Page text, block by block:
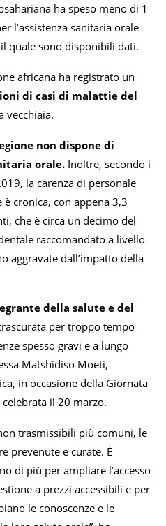
ha speso meno di 1
l’assistenza sanitaria orale
quale sono disponibili dati.
africana ha registrato un
di casi di malattie del
vecchiaia.
non dispone di
orale. Inoltre, secondo i
la carenza di personale
cronica, con appena 3,3
che è circa un decimo del
raccomandato a livello
aggravate dall’impatto della
della salute e del
per troppo tempo
spesso gravi e a lungo
Matshidiso Moeti,
in occasione della Giornata
il 20 marzo.
trasmissibili più comuni, le
prevenute e curate. È
di più per ampliare l’accesso
a prezzi accessibili e per
le conoscenze e le